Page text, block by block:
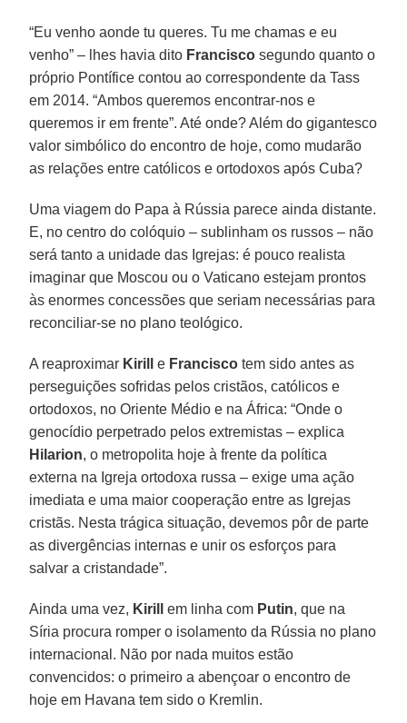
“Eu venho aonde tu queres. Tu me chamas e eu
venho” – lhes havia dito Francisco segundo quanto o
próprio Pontífice contou ao correspondente da Tass
em 2014. “Ambos queremos encontrar-nos e
queremos ir em frente”. Até onde? Além do gigantesco
valor simbólico do encontro de hoje, como mudarão
as relações entre católicos e ortodoxos após Cuba?
Uma viagem do Papa à Rússia parece ainda distante.
E, no centro do colóquio – sublinham os russos – não
será tanto a unidade das Igrejas: é pouco realista
imaginar que Moscou ou o Vaticano estejam prontos
às enormes concessões que seriam necessárias para
reconciliar-se no plano teológico.
A reaproximar Kirill e Francisco tem sido antes as
perseguições sofridas pelos cristãos, católicos e
ortodoxos, no Oriente Médio e na África: “Onde o
genocídio perpetrado pelos extremistas – explica
Hilarion, o metropolita hoje à frente da política
externa na Igreja ortodoxa russa – exige uma ação
imediata e uma maior cooperação entre as Igrejas
cristãs. Nesta trágica situação, devemos pôr de parte
as divergências internas e unir os esforços para
salvar a cristandade”.
Ainda uma vez, Kirill em linha com Putin, que na
Síria procura romper o isolamento da Rússia no plano
internacional. Não por nada muitos estão
convencidos: o primeiro a abençoar o encontro de
hoje em Havana tem sido o Kremlin.